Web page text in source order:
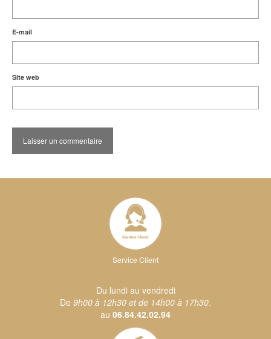
E-mail
Site web
Service Client
Du lundi au vendredi
De 9h00 à 12h30 et de 14h00 à 17h30.
au 06.84.42.02.94